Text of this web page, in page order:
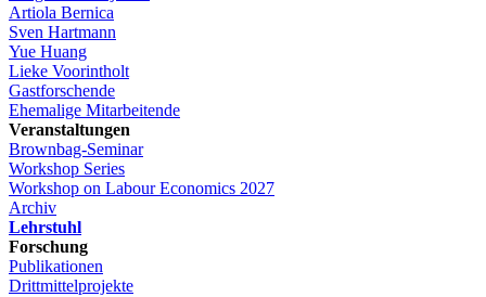
Artiola Bernica
Sven Hartmann
Yue Huang
Lieke Voorintholt
Gastforschende
Ehemalige Mitarbeitende
Veranstaltungen
Brownbag-Seminar
Workshop Series
Workshop on Labour Economics 2027
Archiv
Lehrstuhl
Forschung
Publikationen
Drittmittelprojekte